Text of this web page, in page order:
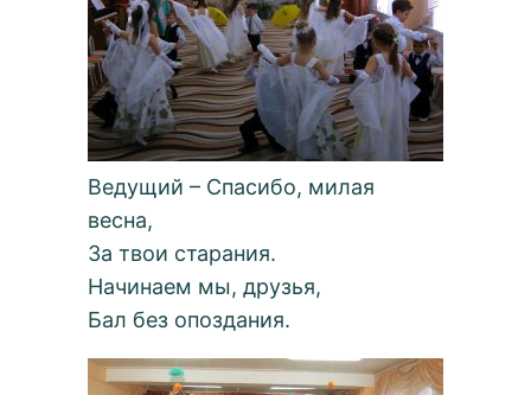
Ведущий – Спасибо, милая
весна,
За твои старания.
Начинаем мы, друзья,
Бал без опоздания.